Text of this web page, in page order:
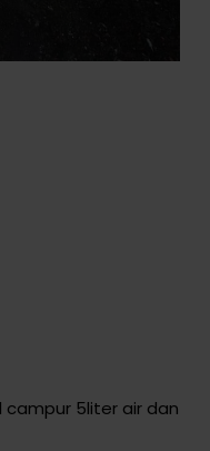
campur 5liter air dan